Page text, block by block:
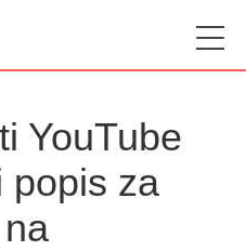
YouTube
popis za